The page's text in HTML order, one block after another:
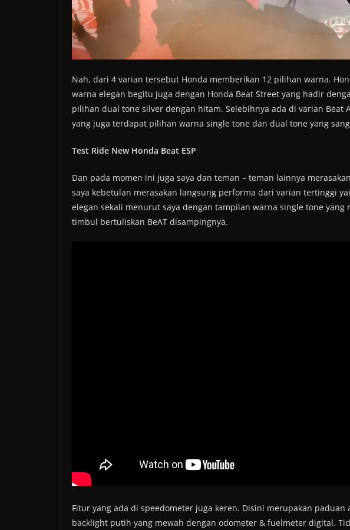
Nah, dari 4 varian tersebut Honda memberikan 12 pilihan warna.
warna elegan begitu juga dengan Honda Beat Street yang hadir
pilihan dual tone silver dengan hitam. Selebihnya ada di varian Beat
yang juga terdapat pilihan warna single tone dan dual tone yang
Test Ride New Honda Beat ESP
Dan pada momen ini juga saya dan teman – teman lainnya
saya kebetulan merasakan langsung performa dari varian tertinggi
elegan sekali menurut saya dengan tampilan warna single tone yang
timbul bertuliskan BeAT disampingnya.
Fitur yang ada di speedometer juga keren. Disini merupakan paduan
backlight putih yang mewah dengan odometer & fuelmeter digital.